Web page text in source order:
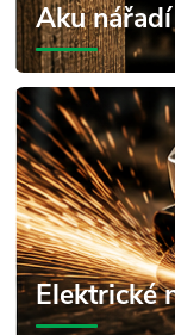
Aku nářadí
Elektrické